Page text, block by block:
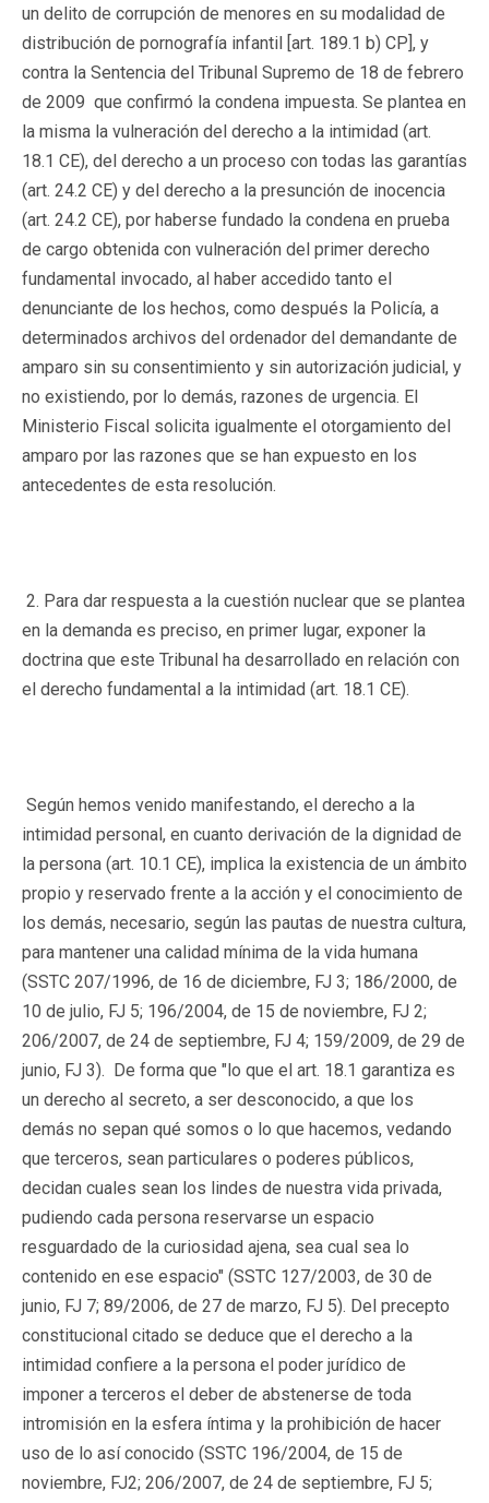
un delito de corrupción de menores en su modalidad de
distribución de pornografía infantil [art. 189.1 b) CP], y
contra la Sentencia del Tribunal Supremo de 18 de febrero
de 2009 que confirmó la condena impuesta. Se plantea en
la misma la vulneración del derecho a la intimidad (art.
18.1 CE), del derecho a un proceso con todas las garantías
(art. 24.2 CE) y del derecho a la presunción de inocencia
(art. 24.2 CE), por haberse fundado la condena en prueba
de cargo obtenida con vulneración del primer derecho
fundamental invocado, al haber accedido tanto el
denunciante de los hechos, como después la Policía, a
determinados archivos del ordenador del demandante de
amparo sin su consentimiento y sin autorización judicial, y
no existiendo, por lo demás, razones de urgencia. El
Ministerio Fiscal solicita igualmente el otorgamiento del
amparo por las razones que se han expuesto en los
antecedentes de esta resolución.
2. Para dar respuesta a la cuestión nuclear que se plantea
en la demanda es preciso, en primer lugar, exponer la
doctrina que este Tribunal ha desarrollado en relación con
el derecho fundamental a la intimidad (art. 18.1 CE).
Según hemos venido manifestando, el derecho a la
intimidad personal, en cuanto derivación de la dignidad de
la persona (art. 10.1 CE), implica la existencia de un ámbito
propio y reservado frente a la acción y el conocimiento de
los demás, necesario, según las pautas de nuestra cultura,
para mantener una calidad mínima de la vida humana
(SSTC 207/1996, de 16 de diciembre, FJ 3; 186/2000, de
10 de julio, FJ 5; 196/2004, de 15 de noviembre, FJ 2;
206/2007, de 24 de septiembre, FJ 4; 159/2009, de 29 de
junio, FJ 3). De forma que "lo que el art. 18.1 garantiza es
un derecho al secreto, a ser desconocido, a que los
demás no sepan qué somos o lo que hacemos, vedando
que terceros, sean particulares o poderes públicos,
decidan cuales sean los lindes de nuestra vida privada,
pudiendo cada persona reservarse un espacio
resguardado de la curiosidad ajena, sea cual sea lo
contenido en ese espacio" (SSTC 127/2003, de 30 de
junio, FJ 7; 89/2006, de 27 de marzo, FJ 5). Del precepto
constitucional citado se deduce que el derecho a la
intimidad confiere a la persona el poder jurídico de
imponer a terceros el deber de abstenerse de toda
intromisión en la esfera íntima y la prohibición de hacer
uso de lo así conocido (SSTC 196/2004, de 15 de
noviembre, FJ2; 206/2007, de 24 de septiembre, FJ 5;